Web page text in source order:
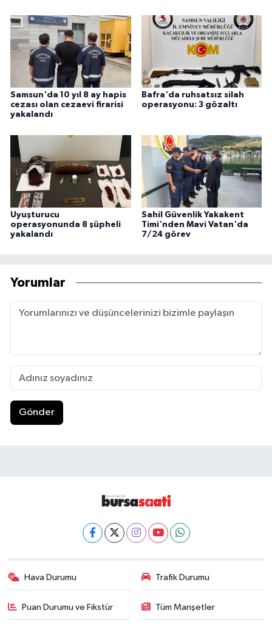
Samsun'da 10 yıl 8 ay hapis
cezası olan cezaevi firarisi
yakalandı
Bafra'da ruhsatsız silah
operasyonu: 3 gözaltı
Uyuşturucu
operasyonunda 8 şüpheli
yakalandı
Sahil Güvenlik Yakakent
Timi'nden Mavi Vatan'da
7/24 görev
Yorumlar
Gönder
Hava Durumu Trafik Durumu
Puan Durumu ve Fikstür Tüm Manşetler